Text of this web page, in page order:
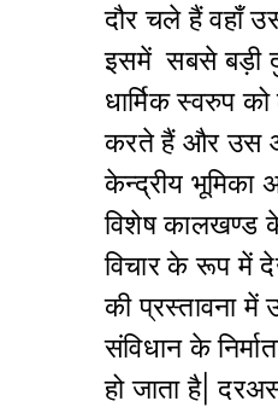
दौर चले हैं वहाँ
इसमें सबसे बड़ी
धार्मिक स्वरुप
करते हैं और उस
केन्द्रीय भूमिका
विशेष कालखण्ड
विचार के रूप में
की प्रस्तावना में
संविधान के
हो जाता है|